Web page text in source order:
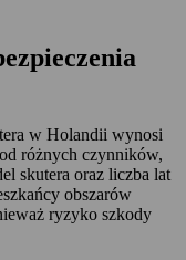
w Holandii wynosi
różnych czynników,
skutera oraz liczba lat
obszarów
ryzyko szkody